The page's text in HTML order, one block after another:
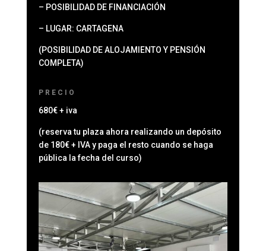
– POSIBILIDAD DE FINANCIACIÓN
– LUGAR: CARTAGENA
(POSIBILIDAD DE ALOJAMIENTO Y PENSIÓN
COMPLETA)
PRECIO
680€ + iva
(reserva tu plaza ahora realizando un depósito
de 180€ + IVA y paga el resto cuando se haga
pública la fecha del curso)